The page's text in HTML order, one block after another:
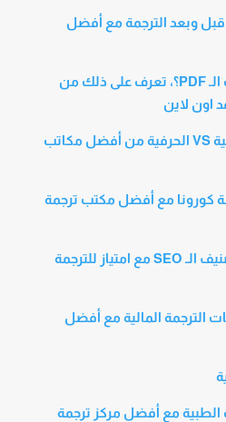
وبعد الترجمة مع أفضل
هل يصعب ترجمة ملفات الـ PDF؟، تعرف على ذلك من
اون لاين
تعرف على الترجمة الإبداعية VS الحرفية من أفضل مكاتب
كورونا مع أفضل مكتب ترجمة
تأثير ترجمة جوجل على تصنيف الـ SEO مع امتياز للترجمة
المالية مع أفضل
مع أفضل مركز ترجمة